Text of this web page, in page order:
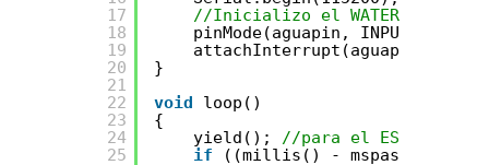
17
18
19
20
21
22
23
24
25
//Inicializo el WATER FLOW
pinMode(aguapin,
attachInterrupt(aguapin, agua,
}
void
loop()
{
yield(); //para el ESP8266
if
((millis() -